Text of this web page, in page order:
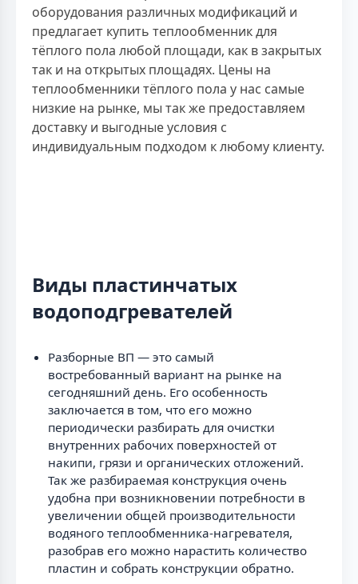
оборудования различных модификаций и
предлагает купить теплообменник для
тёплого пола любой площади, как в закрытых
так и на открытых площадях. Цены на
теплообменники тёплого пола у нас самые
низкие на рынке, мы так же предоставляем
доставку и выгодные условия с
индивидуальным подходом к любому клиенту.
Виды пластинчатых
водоподгревателей
Разборные ВП — это самый
востребованный вариант на рынке на
сегодняшний день. Его особенность
заключается в том, что его можно
периодически разбирать для очистки
внутренних рабочих поверхностей от
накипи, грязи и органических отложений.
Так же разбираемая конструкция очень
удобна при возникновении потребности в
увеличении общей производительности
водяного теплообменника-нагревателя,
разобрав его можно нарастить количество
пластин и собрать конструкции обратно.